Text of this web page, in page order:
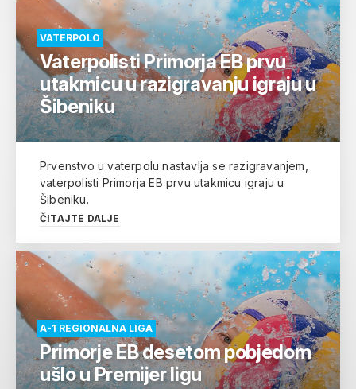
VATERPOLO
Vaterpolisti Primorja EB prvu
utakmicu u razigravanju igraju u
Šibeniku
Prvenstvo u vaterpolu nastavlja se razigravanjem,
vaterpolisti Primorja EB prvu utakmicu igraju u
Šibeniku.
ČITAJTE DALJE
A-1 REGIONALNA LIGA
Primorje EB desetom pobjedom
ušlo u Premijer ligu